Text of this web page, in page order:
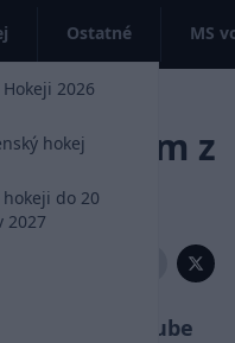
Hokeji 2026
hokej
hokeji do 20
2027
Ostatné MS
jedným z
klube